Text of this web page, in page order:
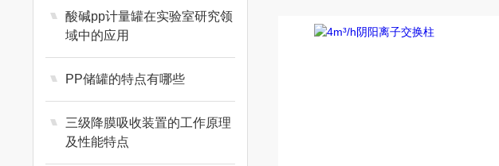
酸碱pp计量罐在实验室研究领
域中的应用
PP储罐的特点有哪些
三级降膜吸收装置的工作原理
及性能特点